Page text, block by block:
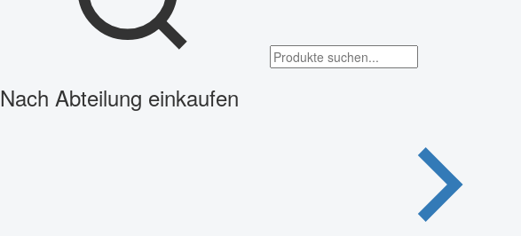
Nach Abteilung einkaufen